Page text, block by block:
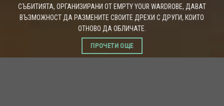
СЪБИТИЯТА, ОРГАНИЗИРАНИ ОТ EMPTY YOUR WARDROBE, ДАВАТ
ВЪЗМОЖНОСТ ДА РАЗМЕНИТЕ СВОИТЕ ДРЕХИ С ДРУГИ, КОИТО
ОТНОВО ДА ОБЛИЧАТЕ.
ПРОЧЕТИ ОЩЕ